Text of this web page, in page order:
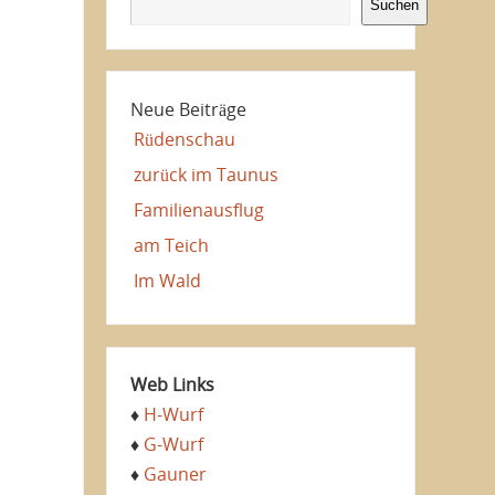
Suchen
Neue Beiträge
Rüdenschau
zurück im Taunus
Familienausflug
am Teich
Im Wald
Web Links
♦ H-Wurf
♦ G-Wurf
♦ Gauner